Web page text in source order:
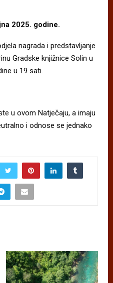
2025. godine.
nagrada i predstavljanje
Gradske knjižnice Solin u
u 19 sati.
u ovom Natječaju, a imaju
i odnose se jednako